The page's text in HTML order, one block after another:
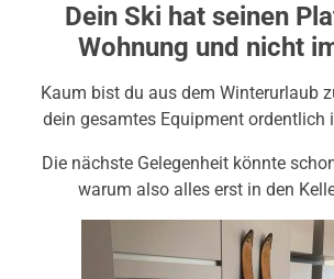
Dein Ski hat seinen
Wohnung und nicht
Kaum bist du aus dem Winterurlaub
dein gesamtes Equipment ordentlich
Die nächste Gelegenheit könnte
warum also alles erst in den